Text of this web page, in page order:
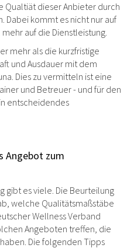
Qualtiät dieser Anbieter durch
Dabei kommt es nicht nur auf
auf die Dienstleistung.
mehr als die kurzfristige
und Ausdauer mit dem
Dies zu vermitteln ist eine
und Betreuer - und für den
entscheidendes
Angebot zum
gibt es viele. Die Beurteilung
welche Qualitätsmaßstäbe
Wellness Verband
Angeboten treffen, die
Die folgenden Tipps